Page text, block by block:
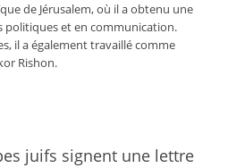
de Jérusalem, où il a obtenu une
politiques et en communication.
il a également travaillé comme
Rishon.
juifs signent une lettre